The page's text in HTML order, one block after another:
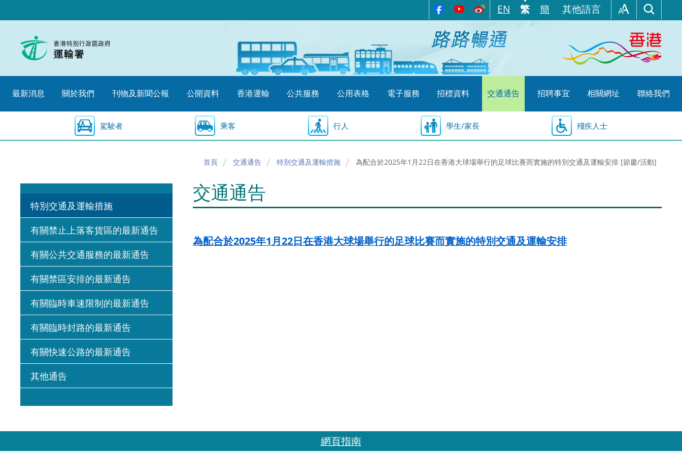
至
始
EN 繁 簡 其他語言
最新消息 關於我們 刊物及新聞公報 公開資料 香港運輸 公共服務 公用表格 電子服務 招標資料 交通通告 招聘事宜 相關網址 聯絡我們
駕駛者 乘客 行人 學生/家長 殘疾人士
首頁 交通通告 特別交通及運輸措施 為配合於2025年1月22日在香港大球場舉行的足球比賽而實施的特別交通及運輸安排 [節慶/活動]
特別交通及運輸措施
有關禁止上落客貨區的最新通告
有關公共交通服務的最新通告
有關禁區安排的最新通告
有關臨時車速限制的最新通告
有關臨時封路的最新通告
有關快速公路的最新通告
其他通告
交通通告
為配合於2025年1月22日在香港大球場舉行的足球比賽而實施的特別交通及運輸安排
網頁指南